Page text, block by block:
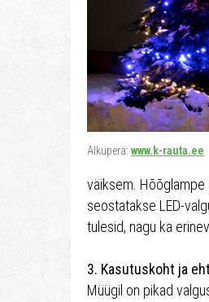
Alkuperä: www.k-rauta.ee
väiksem.
seostatakse LED-
tulesid, nagu ka
3. Kasutuskoht ja
Müügil on pikad